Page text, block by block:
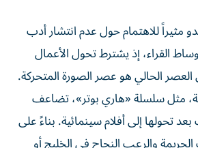
مثيراً للاهتمام حول عدم انتشار أدب
القراء، إذ يشترط تحول الأعمال
العصر الحالي هو عصر الصورة المتحركة.
مثل سلسلة «هاري بوتر»، تضاعف
بعد تحولها إلى أفلام سينمائية. بناءً على